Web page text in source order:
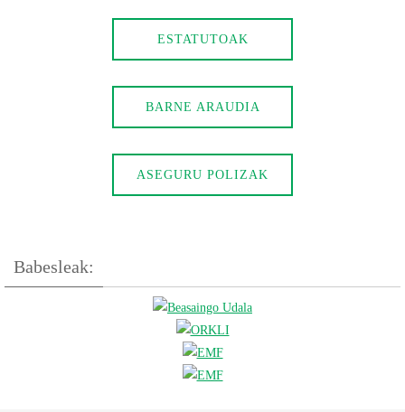
ESTATUTOAK
BARNE ARAUDIA
ASEGURU POLIZAK
Babesleak: